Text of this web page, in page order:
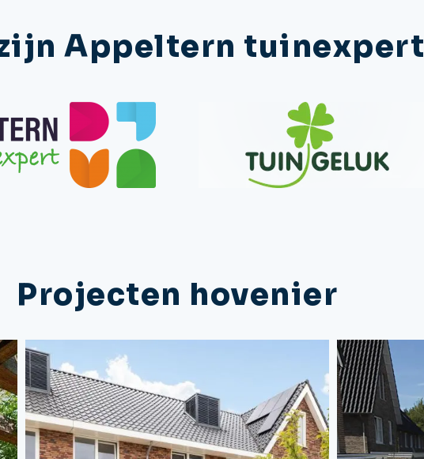
Appeltern tuinexpert
Projecten hovenier